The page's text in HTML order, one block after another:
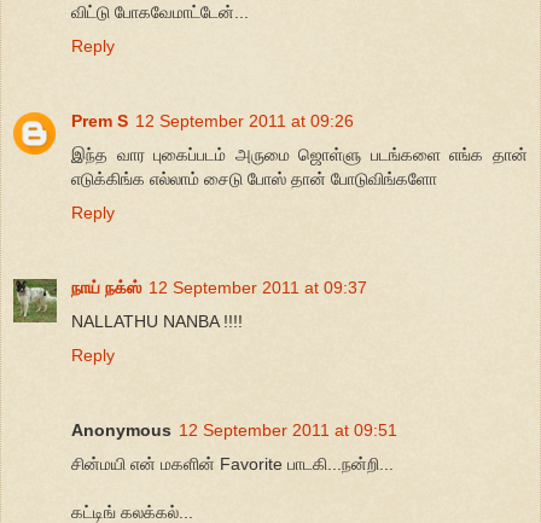
விட்டு போகவேமாட்டேன்...
Reply
Prem S 12 September 2011 at 09:26
இந்த வார புகைப்படம் அருமை ஜொள்ளு படங்களை எங்க தான்
எடுக்கிங்க எல்லாம் சைடு போஸ் தான் போடுவிங்களோ
Reply
நாய் நக்ஸ் 12 September 2011 at 09:37
NALLATHU NANBA !!!!
Reply
Anonymous 12 September 2011 at 09:51
சின்மயி என் மகளின் Favorite பாடகி...நன்றி...
கட்டிங் கலக்கல்...